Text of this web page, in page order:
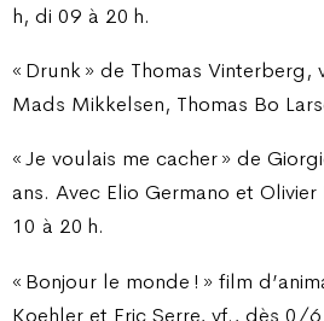
h, di 09 à 20 h.
« Drunk » de Thomas
Mads Mikkelsen, Thomas Bo
« Je voulais me cacher » de
ans. Avec Elio Germano et
10 à 20 h.
« Bonjour le monde ! » film
Koehler et Eric Serre, vf., dès 0/